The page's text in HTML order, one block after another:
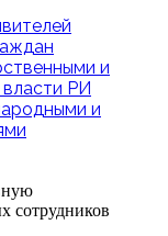
и
РИ
и
сотрудников